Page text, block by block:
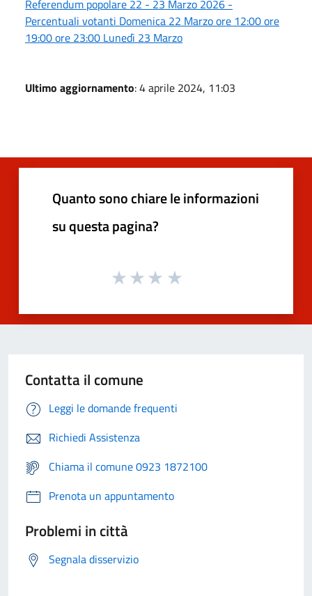
Referendum popolare 22 - 23 Marzo 2026 -
Percentuali votanti Domenica 22 Marzo ore 12:00 ore
19:00 ore 23:00 Lunedì 23 Marzo
Ultimo aggiornamento: 4 aprile 2024, 11:03
Quanto sono chiare le informazioni
su questa pagina?
Contatta il comune
Leggi le domande frequenti
Richiedi Assistenza
Chiama il comune 0923 1872100
Prenota un appuntamento
Problemi in città
Segnala disservizio